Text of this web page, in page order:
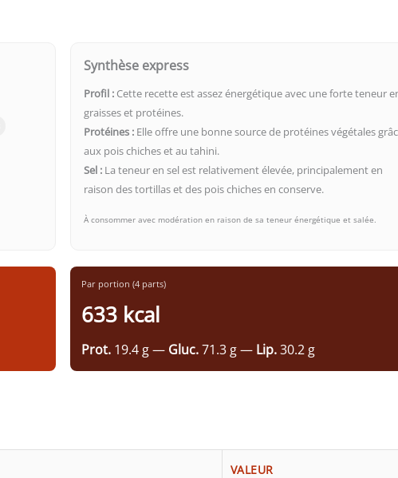
Synthèse express
Profil : Cette recette est assez énergétique avec une forte teneur
graisses et protéines.
Protéines : Elle offre une bonne source de protéines végétales
aux pois chiches et au tahini.
Sel : La teneur en sel est relativement élevée, principalement en
raison des tortillas et des pois chiches en conserve.
À consommer avec modération en raison de sa teneur énergétique et salée.
Par portion (4 parts)
633 kcal
Prot. 19.4 g — Gluc.71.3 g — Lip.30.2 g
VALEUR